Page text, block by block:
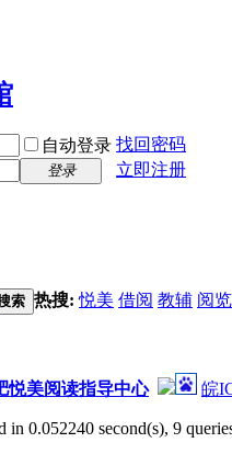
自动登录 找回密码
登录
立即注册
索 热搜:悦美 借阅 教辅 阅览
悦美阅读指导中心 皖
in 0.052240 second(s), 9